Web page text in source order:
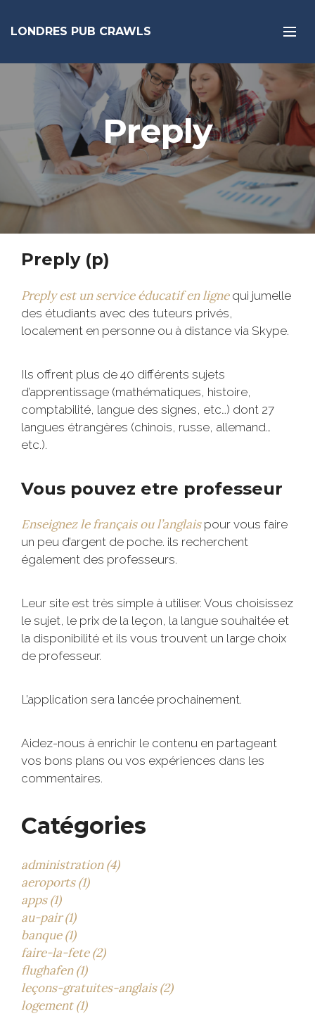
LONDRES PUB CRAWLS
Preply
Preply (p)
Preply est un service éducatif en lignequi jumelle
des étudiants avec des tuteurs privés,
localement en personne ou à distance via Skype.
Ils offrent plus de 40 différents sujets
d’apprentissage (mathématiques, histoire,
comptabilité, langue des signes, etc…) dont 27
langues étrangères (chinois, russe, allemand…
etc.).
Vous pouvez etre professeur
Enseignez le français ou l’anglaispour vous faire
un peu d’argent de poche. ils recherchent
également des professeurs.
Leur site est très simple à utiliser. Vous choisissez
le sujet, le prix de la leçon, la langue souhaitée et
la disponibilité et ils vous trouvent un large choix
de professeur.
L’application sera lancée prochainement.
Aidez-nous à enrichir le contenu en partageant
vos bons plans ou vos expériences dans les
commentaires.
Catégories
administration (4)
aeroports (1)
apps (1)
au-pair (1)
banque (1)
faire-la-fete (2)
flughafen (1)
leçons-gratuites-anglais (2)
logement (1)